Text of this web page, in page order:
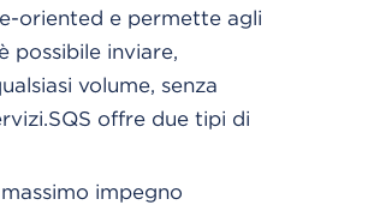
oriented e permette agli
possibile inviare,
volume, senza
offre due tipi di
impegno